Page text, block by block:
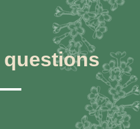
questions